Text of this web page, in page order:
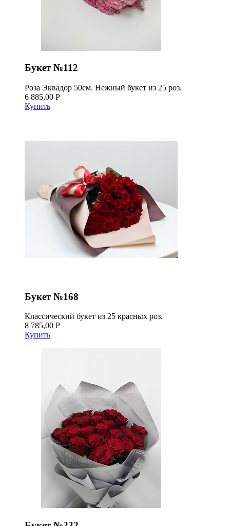
Букет №112
Роза Эквадор 50см. Нежный букет из 25 роз.
6 885,00 Р
Купить
Букет №168
Классический букет из 25 красных роз.
8 785,00 Р
Купить